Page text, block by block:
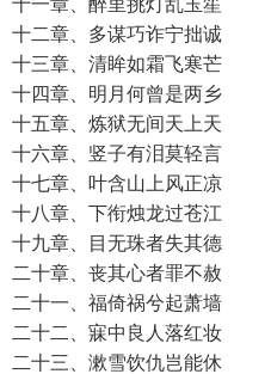
十一章、醉里挑灯乱玉笙
十二章、多谋巧诈宁拙诚
十三章、清眸如霜飞寒芒
十四章、明月何曾是两乡
十五章、炼狱无间天上天
十六章、竖子有泪莫轻言
十七章、叶含山上风正凉
十八章、下衔烛龙过苍江
十九章、目无珠者失其德
二十章、丧其心者罪不赦
二十一、福倚祸兮起萧墙
二十二、寐中良人落红妆
二十三、漱雪饮仇岂能休